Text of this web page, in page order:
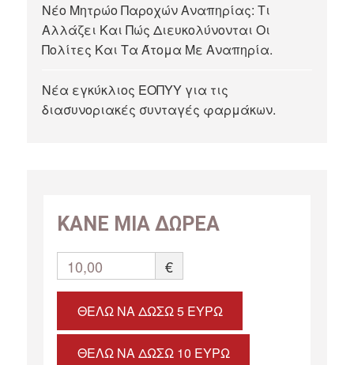
Νέο Μητρώο Παροχών Αναπηρίας: Τι
Αλλάζει Και Πώς Διευκολύνονται Οι
Πολίτες Και Τα Άτομα Με Αναπηρία.
Νέα εγκύκλιος ΕΟΠΥΥ για τις
διασυνοριακές συνταγές φαρμάκων.
ΚΑΝΕ ΜΙΑ ΔΩΡΕΑ
10,00 €
ΘΈΛΩ ΝΑ ΔΏΣΩ 5 ΕΥΡΏ
ΘΈΛΩ ΝΑ ΔΏΣΩ 10 ΕΥΡΏ